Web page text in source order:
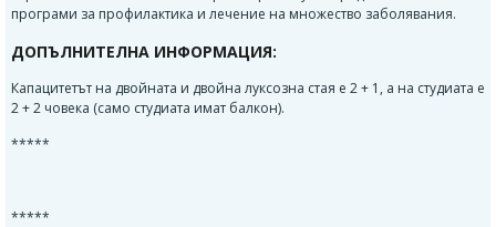
програми за профилактика и лечение на множество заболявания.
ДОПЪЛНИТЕЛНА ИНФОРМАЦИЯ:
Капацитетът на двойната и двойна луксозна стая е 2 + 1, а на студиата е
2 + 2 човека (само студиата имат балкон).
*****
*****